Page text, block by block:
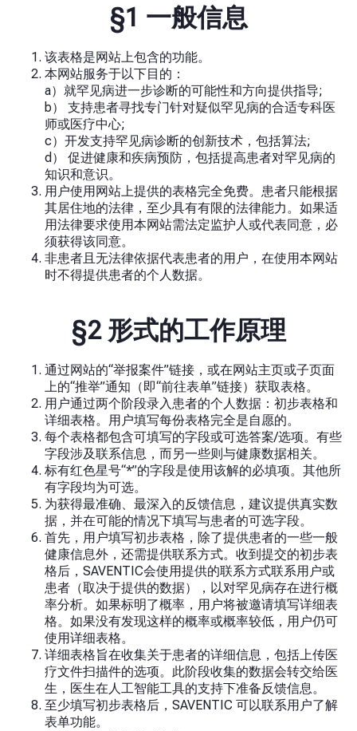
§1 一般信息
该表格是网站上包含的功能。
本网站服务于以下目的：
a）就罕见病进一步诊断的可能性和方向提供指导;
b） 支持患者寻找专门针对疑似罕见病的合适专科医
师或医疗中心;
c）开发支持罕见病诊断的创新技术，包括算法;
d） 促进健康和疾病预防，包括提高患者对罕见病的
知识和意识。
用户使用网站上提供的表格完全免费。患者只能根据
其居住地的法律，至少具有有限的法律能力。如果适
用法律要求使用本网站需法定监护人或代表同意，必
须获得该同意。
非患者且无法律依据代表患者的用户，在使用本网站
时不得提供患者的个人数据。
§2 形式的工作原理
通过网站的“举报案件”链接，或在网站主页或子页面
上的“推举”通知（即“前往表单”链接）获取表格。
用户通过两个阶段录入患者的个人数据：初步表格和
详细表格。用户填写每份表格完全是自愿的。
每个表格都包含可填写的字段或可选答案/选项。有些
字段涉及联系信息，而另一些则与健康数据相关。
标有红色星号“*”的字段是使用该解的必填项。其他所
有字段均为可选。
为获得最准确、最深入的反馈信息，建议提供真实数
据，并在可能的情况下填写与患者的可选字段。
首先，用户填写初步表格，除了提供患者的一些一般
健康信息外，还需提供联系方式。收到提交的初步表
格后，SAVENTIC会使用提供的联系方式联系用户或
患者（取决于提供的数据），以对罕见病存在进行概
率分析。如果标明了概率，用户将被邀请填写详细表
格。如果没有发现这样的概率或概率较低，用户仍可
使用详细表格。
详细表格旨在收集关于患者的详细信息，包括上传医
疗文件扫描件的选项。此阶段收集的数据会转交给医
生，医生在人工智能工具的支持下准备反馈信息。
至少填写初步表格后，SAVENTIC 可以联系用户了解
表单功能。